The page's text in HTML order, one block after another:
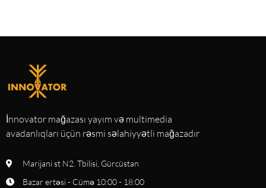
İnnovator mağazası yayım və multimedia
avadanlıqları üçün rəsmi səlahiyyətli mağazadır
Marijani st N2. Tbilisi, Gürcüstan
Bazar ertəsi - Cümə 10:00 - 18:00